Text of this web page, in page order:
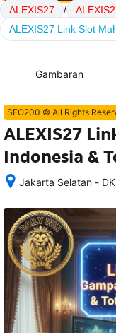
ALEXIS27 /
ALEXIS27 Link Slot
Gambaran
SEO200 © All Rights
ALEXIS27
Indonesia &
Jakarta Selatan -
memesan,
semua
rincian
akomodasi
termasuk
nomor
telepon
dan
alamat